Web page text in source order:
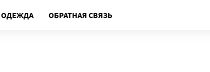
ОДЕЖДА ОБРАТНАЯ СВЯЗЬ